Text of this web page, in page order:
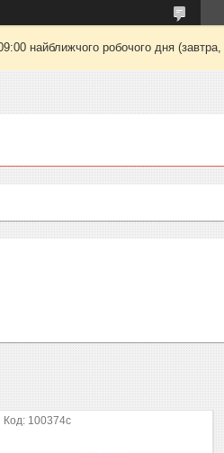
найближчого робочого дня
100374с